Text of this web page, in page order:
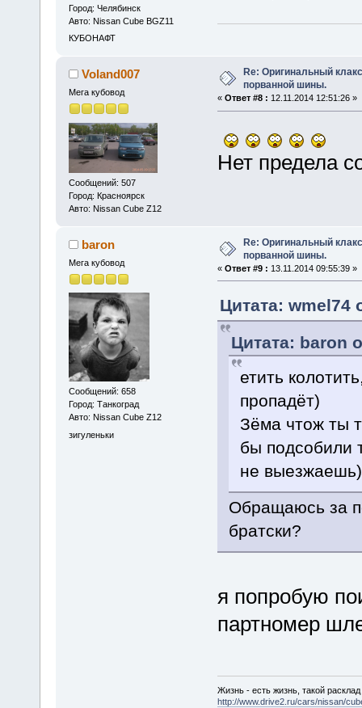
Город: Челябинск
Авто: Nissan Cube BGZ11
КУБОНАФТ
Voland007
Мега кубовод
Сообщений: 507
Город: Красноярск
Авто: Nissan Cube Z12
Re: Оригинальный
порванной шины.
« Ответ #8 : 12.11.2014 12:51:26 »
Нет предела
baron
Мега кубовод
Сообщений: 658
Город: Танкоград
Авто: Nissan Cube Z12
зигуленьки
Re: Оригинальный
порванной шины.
« Ответ #9 : 13.11.2014 09:55:39 »
Цитата: wmel74
Цитата: baron
етить
пропадёт)
Зёма чтож ты
бы подсобили
не выезжаешь)
Обращаюсь за
братски?
я попробую
партномер
Жизнь - есть жизнь, такой
http://www.drive2.ru/cars/nissan/